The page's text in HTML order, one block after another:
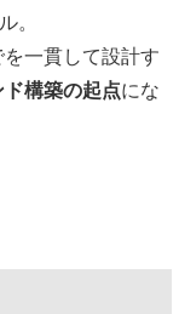
。
一貫して設計す
構築の起点にな